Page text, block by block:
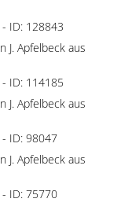
ID: 128843
J. Apfelbeck aus
ID: 114185
J. Apfelbeck aus
ID: 98047
J. Apfelbeck aus
ID: 75770